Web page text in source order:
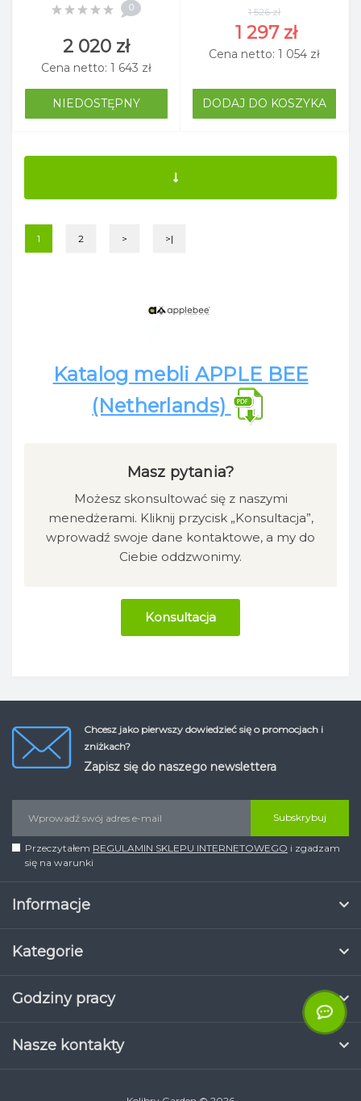
0
2 020 zł
Cena netto: 1 643 zł
NIEDOSTĘPNY
1 526 zł
1 297 zł
Cena netto: 1 054 zł
DODAJ DO KOSZYKA
1 2 > >|
Katalog mebli APPLE BEE
(Netherlands)
Masz pytania?
Możesz skonsultować się z naszymi
menedżerami. Kliknij przycisk „Konsultacja”,
wprowadź swoje dane kontaktowe, a my do
Ciebie oddzwonimy.
Konsultacja
Chcesz jako pierwszy dowiedzieć się o promocjach i
zniżkach?
Zapisz się do naszego newslettera
Subskrybuj
Przeczytałem REGULAMIN SKLEPU INTERNETOWEGO i zgadzam
się na warunki
Informacje
Kategorie
Godziny pracy
Nasze kontakty